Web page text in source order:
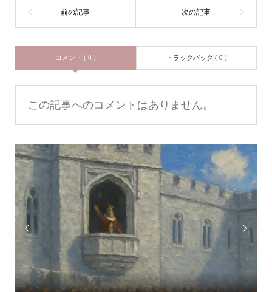
コメント ( 0 ) トラックバック ( 0 )
この記事へのコメントはありません。
 